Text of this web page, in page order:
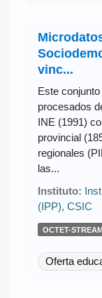
vinc...
Este
procesados
INE (1991)
provincial
regionales
las...
Instituto:
(IPP), CSIC
OCTET-
Oferta